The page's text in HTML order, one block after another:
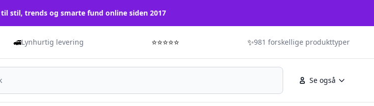
stil, trends og smarte fund online siden 2017
🚅Lynhurtig levering ⭐⭐⭐⭐⭐ ✨981 forskellige produkttyper
Se også